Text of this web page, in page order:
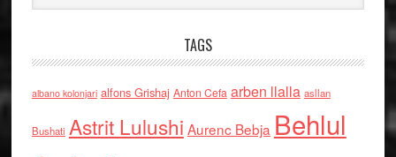
TAGS
albano kolonjari alfons Grishaj Anton Cefa arben llalla asllan
Bushati Astrit Lulushi Aurenc Bebja Behlul